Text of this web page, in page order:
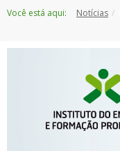
paraVocê está aqui: Notícias